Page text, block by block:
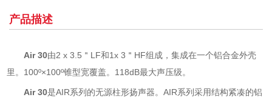
产品描述
Air 30由2 x 3.5＂LF和1x 3＂HF组成，集成在一个铝合金外壳
里。100º×100º锥型宽覆盖。118dB最大声压级。
Air 30是AIR系列的无源柱形扬声器。AIR系列采用结构紧凑的铝